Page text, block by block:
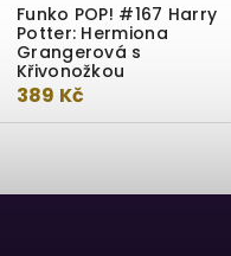
Funko POP! #167 Harry
Potter: Hermiona
Grangerová s
Křivonožkou
389 Kč